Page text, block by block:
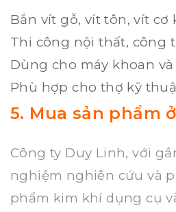
Bắn vít gỗ, vít tôn, vít cơ
Thi công nội thất, công
Dùng cho máy khoan
Phù hợp cho thợ kỹ
5. Mua sản phẩm
Công ty Duy Linh, với
nghiệm nghiên cứu và
phẩm kim khí dụng cụ